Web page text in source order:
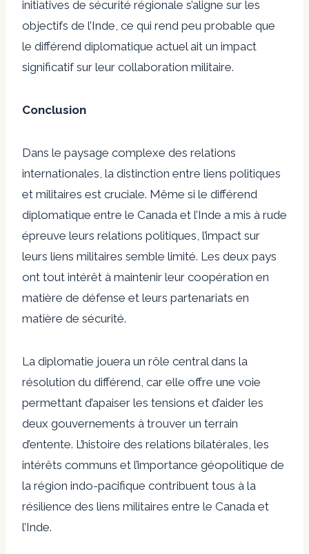
initiatives de sécurité régionale s’aligne sur les
objectifs de l’Inde, ce qui rend peu probable que
le différend diplomatique actuel ait un impact
significatif sur leur collaboration militaire.
Conclusion
Dans le paysage complexe des relations
internationales, la distinction entre liens politiques
et militaires est cruciale. Même si le différend
diplomatique entre le Canada et l’Inde a mis à rude
épreuve leurs relations politiques, l’impact sur
leurs liens militaires semble limité. Les deux pays
ont tout intérêt à maintenir leur coopération en
matière de défense et leurs partenariats en
matière de sécurité.
La diplomatie jouera un rôle central dans la
résolution du différend, car elle offre une voie
permettant d’apaiser les tensions et d’aider les
deux gouvernements à trouver un terrain
d’entente. L’histoire des relations bilatérales, les
intérêts communs et l’importance géopolitique de
la région indo-pacifique contribuent tous à la
résilience des liens militaires entre le Canada et
l’Inde.